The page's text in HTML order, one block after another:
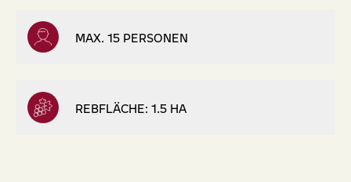
MAX. 15 PERSONEN
REBFLÄCHE: 1.5 HA